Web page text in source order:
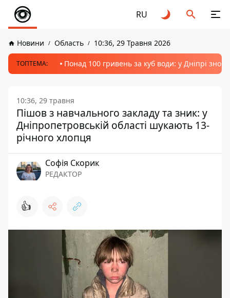
RU
Новини Область 10:36, 29 Травня 2026
ТОПТЕМА: Понад 100 гривень за куб води: у Дніпрі
10:36, 29 травня
Пішов з навчального закладу та зник: у
Дніпропетровській області шукають 13-
річного хлопця
Софія Скорик
РЕДАКТОР
👍